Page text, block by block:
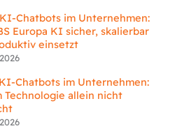
Chatbots im Unternehmen:
Europa KI sicher, skalierbar
einsetzt
Chatbots im Unternehmen:
Technologie allein nicht